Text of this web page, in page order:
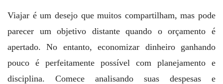
Viajar é um desejo que muitos compartilham, mas pode
parecer um objetivo distante quando o orçamento é
apertado. No entanto, economizar dinheiro ganhando
pouco é perfeitamente possível com planejamento e
disciplina. Comece analisando suas despesas e